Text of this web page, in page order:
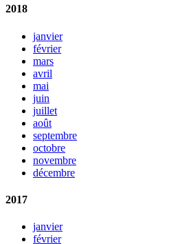
2018
janvier
février
mars
avril
mai
juin
juillet
août
septembre
octobre
novembre
décembre
2017
janvier
février